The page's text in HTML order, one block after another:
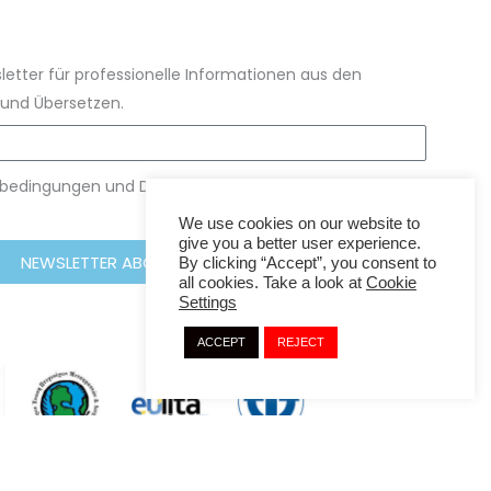
für professionelle Informationen aus den
Übersetzen.
und Datenschutzbestimmung gelesen
NEWSLETTER ABONNIEREN
We use cookies on our website to
give you a better user experience.
By clicking “Accept”, you consent to
all cookies. Take a look at Cookie
Settings
ACCEPT REJECT